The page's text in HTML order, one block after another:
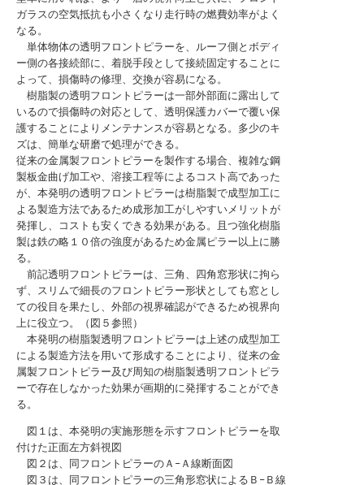
ガラスの空気抵抗も小さくなり走行時の燃費効率がよく
なる。
単体物体の透明フロントピラーを、ルーフ側とボディ
ー側の各接続部に、着脱手段として接続固定することに
よって、損傷時の修理、交換が容易になる。
樹脂製の透明フロントピラーは一部外部面に露出して
いるので損傷時の対応として、透明保護カバーで覆い保
護することによりメンテナンスが容易となる。多少のキ
ズは、簡単な研磨で処理ができる。
従来の金属製フロントピラーを製作する場合、複雑な鋼
製板金曲げ加工や、溶接工程等によるコスト高であった
が、本発明の透明フロントピラーは樹脂製で成型加工に
よる製造方法であるため成形加工がしやすいメリットが
発揮し、コストも安くできる効果がある。且つ強化樹脂
製は鉄の略１０倍の強度があるため金属ピラー以上に勝
る。
前記透明フロントピラーは、三角、四角窓形状に拘ら
ず、スリムで細長のフロントピラー形状としても窓とし
ての役目を果たし、外部の視界確認ができるため視界向
上に役立つ。（図５参照）
本発明の樹脂製透明フロントピラーは上述の成型加工
による製造方法を用いて形成することにより、従来の金
属製フロントピラー及び周知の樹脂製透明フロントピラ
ーで存在しなかった効果が画期的に発揮することができ
る。
図１は、本発明の実施形態を示すフロントピラーを取
付けた正面左方斜視図
図２は、同フロントピラーのＡ−Ａ線断面図
図３は、同フロントピラーの三角形窓状によるＢ−Ｂ線